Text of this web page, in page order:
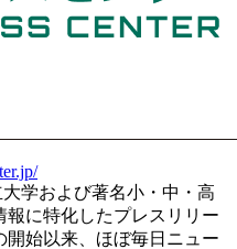
学および著名小・中・高
に特化したプレスリリー
開始以来、ほぼ毎日ニュー